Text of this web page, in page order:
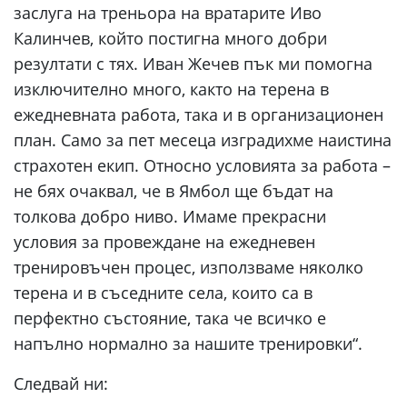
заслуга на треньора на вратарите Иво
Калинчев, който постигна много добри
резултати с тях. Иван Жечев пък ми помогна
изключително много, както на терена в
ежедневната работа, така и в организационен
план. Само за пет месеца изградихме наистина
страхотен екип. Относно условията за работа –
не бях очаквал, че в Ямбол ще бъдат на
толкова добро ниво. Имаме прекрасни
условия за провеждане на ежедневен
тренировъчен процес, използваме няколко
терена и в съседните села, които са в
перфектно състояние, така че всичко е
напълно нормално за нашите тренировки“.
Следвай ни: